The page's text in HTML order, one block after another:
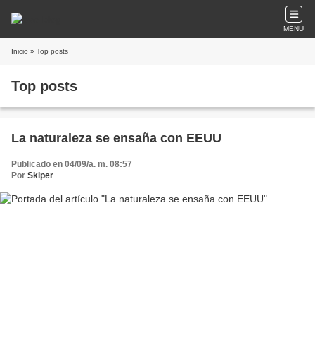
MENU
Inicio » Top posts
Top posts
La naturaleza se ensaña con EEUU
Publicado en 04/09/a. m. 08:57
Por Skiper